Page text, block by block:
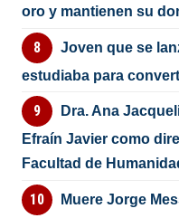
oro y mantienen su
Joven que se
estudiaba para
Dra. Ana
Efraín Javier como
Facultad de
Muere Jorge